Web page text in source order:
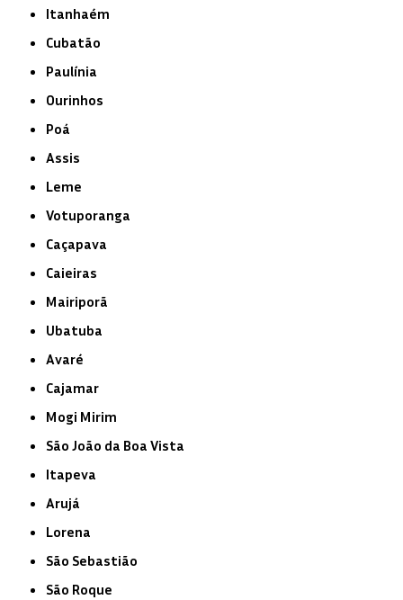
Itanhaém
Cubatão
Paulínia
Ourinhos
Poá
Assis
Leme
Votuporanga
Caçapava
Caieiras
Mairiporã
Ubatuba
Avaré
Cajamar
Mogi Mirim
São João da Boa Vista
Itapeva
Arujá
Lorena
São Sebastião
São Roque